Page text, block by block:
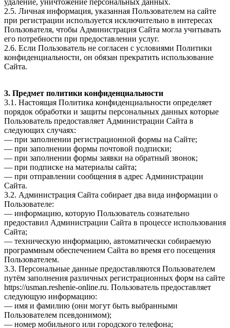
2.5. Личная информация, указанная Пользователем на сайте
при регистрации используется исключительно в интересах
Пользователя, чтобы Администрация Сайта могла учитывать
его потребности при предоставлении услуг.
2.6. Если Пользователь не согласен с условиями Политики
конфиденциальности, он обязан прекратить использование
Сайта.
3. Предмет политики конфиденциальности
3.1. Настоящая Политика конфиденциальности определяет
порядок обработки и защиты персональных данных которые
Пользователь предоставляет Администрации Сайта в
следующих случаях:
— при заполнении регистрационной формы на Сайте;
— при заполнении формы почтовой подписки;
— при заполнении формы заявки на обратный звонок;
— при подписке на материалы сайта;
— при отправлении сообщения в адрес Администрации
Сайта.
3.2. Администрация Сайта собирает два вида информации о
Пользователе:
— информацию, которую Пользователь сознательно
предоставил Администрации Сайта в процессе использования
Сайта;
— техническую информацию, автоматически собираемую
программным обеспечением Сайта во время его посещения
Пользователем.
3.3. Персональные данные предоставляются Пользователем
путём заполнения различных регистрационных форм на сайте
https://usman.reshenie-online.ru. Пользователь предоставляет
следующую информацию:
— имя и фамилию (они могут быть выбранными
Пользователем псевдонимом);
— номер мобильного или городского телефона;